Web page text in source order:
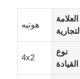
العلامة
التجارية
هوتيه
نوع
القيادة
4x2